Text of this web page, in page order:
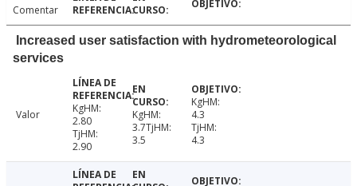
Comentar
Increased user satisfaction with hydrometeorological
services
Valor
KgHM:
2.80
TjHM:
2.90
KgHM:
3.7TjHM:
3.5
KgHM:
4.3
TjHM:
4.3